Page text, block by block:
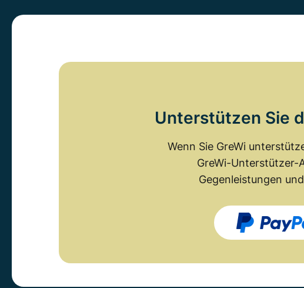
Unterstützen Sie
Wenn Sie GreWi
GreWi-Unterstützer-
Gegenleistungen